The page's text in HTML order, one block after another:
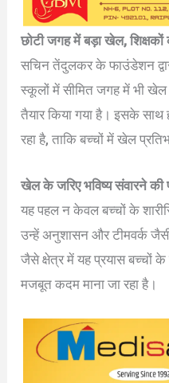
छोटी जगह में बड़ा खेल, शिक्षकों
सचिन तेंदुलकर के फाउंडेशन
स्कूलों में सीमित जगह में भी
तैयार किया गया है। इसके साथ
रहा है, ताकि बच्चों में खेल
खेल के जरिए भविष्य संवारने की
यह पहल न केवल बच्चों के
उन्हें अनुशासन और टीमवर्क
जैसे क्षेत्र में यह प्रयास बच्चों
मजबूत कदम माना जा रहा है।